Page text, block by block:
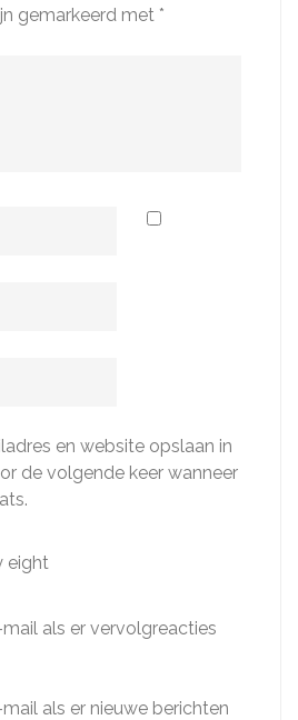
gemarkeerd met *
en website opslaan in
de volgende keer wanneer
eight
als er vervolgreacties
als er nieuwe berichten